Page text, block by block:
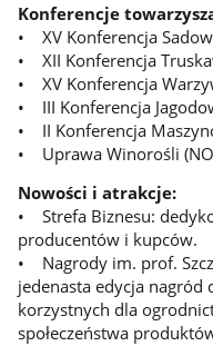
Konferencje
• XV Konferencja
• XII Konferencja
• XV Konferencja
• III Konferencja
• II Konferencja
• Uprawa Winorośli
Nowości i atrakcje:
• Strefa Biznesu:
producentów i kupców.
• Nagrody im. prof.
jedenasta edycja
korzystnych dla
społeczeństwa